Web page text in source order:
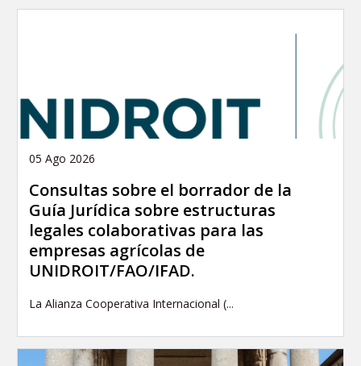
05 Ago 2026
Consultas sobre el borrador de la
Guía Jurídica sobre estructuras
legales colaborativas para las
empresas agrícolas de
UNIDROIT/FAO/IFAD.
La Alianza Cooperativa Internacional (...